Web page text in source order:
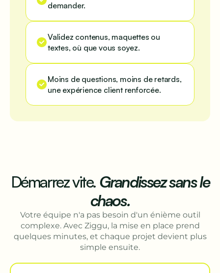
demander.
Validez contenus, maquettes ou
textes, où que vous soyez.
Moins de questions, moins de retards,
une expérience client renforcée.
Démarrez vite. Grandissez sans le
chaos.
Votre équipe n'a pas besoin d'un énième outil
complexe. Avec Ziggu, la mise en place prend
quelques minutes, et chaque projet devient plus
simple ensuite.